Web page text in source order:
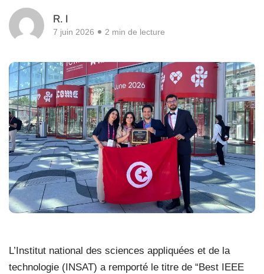
R. I
7 juin 2026 2 min de lecture
L’Institut national des sciences appliquées et de la
technologie (INSAT) a remporté le titre de “Best IEEE